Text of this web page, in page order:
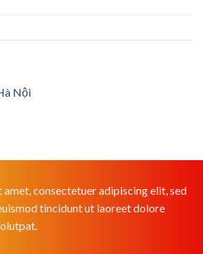
Nội
consectetuer adipiscing elit, sed
tincidunt ut laoreet dolore